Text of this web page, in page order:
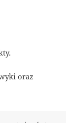
oraz